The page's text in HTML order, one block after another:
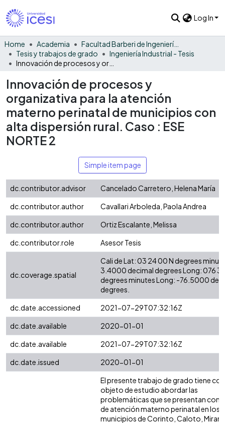
Log In
Home Academia
Facultad Barberi de Ingeniería, Diseño y Ciencias Aplicadas
Tesis y trabajos de grado
Ingeniería Industrial - Tesis
Innovación de procesos y
organizativa para la atención
materno perinatal de municipios con
alta dispersión rural. Caso : ESE
NORTE 2
Simple item page
dc.contributor.advisor
Cancelado Carretero, Helena María
dc.contributor.author
Cavallari Arboleda, Paola Andrea
dc.contributor.author
Ortiz Escalante, Melissa
dc.contributor.role
Asesor Tesis
dc.coverage.spatial
Cali de Lat: 03 24 00 N degrees
3.4000 decimal degrees Long: 076
degrees minutes Long: -76.5000
degrees.
dc.date.accessioned
2021-07-29T07:32:16Z
dc.date.available
2020-01-01
dc.date.available
2021-07-29T07:32:16Z
dc.date.issued
2020-01-01
El presente trabajo de grado tiene
objeto de estudio abordar las
problemáticas que se presentan con
de atención materno perinatal en los
municipios de Corinto, Caloto,